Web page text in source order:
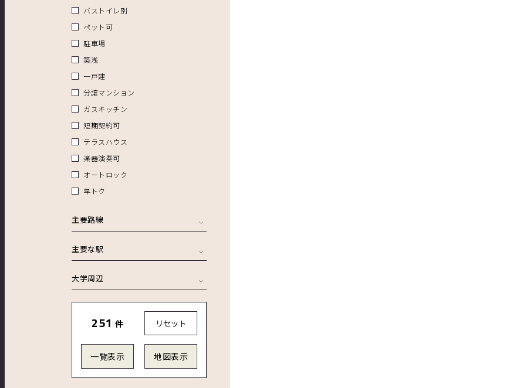
バストイレ別
ペット可
駐車場
築浅
一戸建
分譲マンション
ガスキッチン
短期契約可
テラスハウス
楽器演奏可
オートロック
早トク
主要路線
主要な駅
大学周辺
251 件 リセット
一覧表示 地図表示